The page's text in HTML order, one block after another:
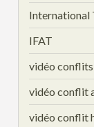
International
IFAT
vidéo
vidéo conflit
vidéo conflit